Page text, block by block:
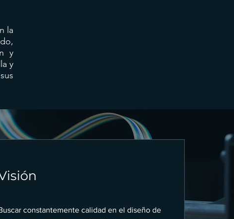
la
y
y
constantemente calidad en el diseño de